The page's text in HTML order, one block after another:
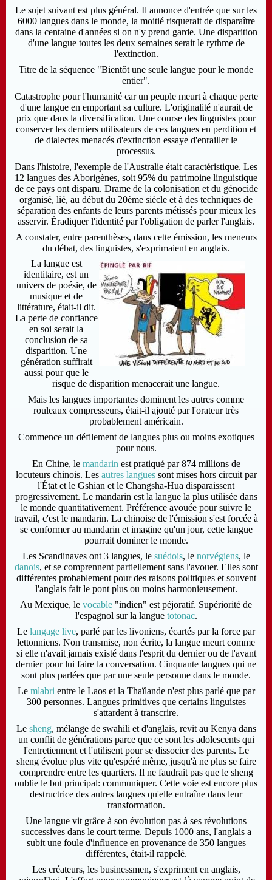
Le sujet suivant est plus général. Il annonce d'entrée que sur les
6000 langues dans le monde, la moitié risquerait de disparaître
dans la centaine d'années si on n'y prend garde. Une disparition
d'une langue toutes les deux semaines serait le rythme de
l'extinction.
Titre de la séquence "Bientôt une seule langue pour le monde
entier".
Catastrophe pour l'humanité car un peuple meurt à chaque perte
d'une langue en emportant sa culture. L'originalité n'aurait de
prix que dans la diversification. Une course des linguistes pour
conserver les derniers utilisateurs de ces langues en perdition et
de dialectes menacés d'extinction essaye d'enrailler le
processus.
Dans l'histoire, l'exemple de l'Australie était caractéristique. Les
12 langues des Aborigènes, soit 95% du patrimoine linguistique
de ce pays ont disparu. Drame de la colonisation et du génocide
organisé, lié, au début du 20ème siècle et à des techniques de
séparation des enfants de leurs parents métissés pour mieux les
asservir. Éradiquer l'identité par l'obligation de parler l'anglais.
A constater, entre parenthèses, dans cette émission, les meneurs
du débat, des linguistes, s'exprimaient en anglais.
La langue est
identitaire, est un
univers de poésie, de
musique et de
littérature, était-il dit.
La perte de confiance
en soi serait la
conclusion de sa
disparition. Une
génération suffirait
aussi pour que le
risque de disparition menacerait une langue.
Mais les langues importantes dominent les autres comme
rouleaux compresseurs, était-il ajouté par l'orateur très
probablement américain.
Commence un défilement de langues plus ou moins exotiques
pour nous.
En Chine, le mandarin est pratiqué par 874 millions de
locuteurs chinois. Les autres languessont mises hors circuit par
l'État et le Gshian et le Changsha-Hua disparaissent
progressivement. Le mandarin est la langue la plus utilisée dans
le monde quantitativement. Préférence avouée pour suivre le
travail, c'est le mandarin. La chinoise de l'émission s'est forcée à
se conformer au mandarin et imagine qu'un jour, cette langue
pourrait dominer le monde.
Les Scandinaves ont 3 langues, le suédois, le norvégiens, le
danois, et se comprennent partiellement sans l'avouer. Elles sont
différentes probablement pour des raisons politiques et souvent
l'anglais fait le pont plus ou moins harmonieusement.
Au Mexique, le vocable "indien" est péjoratif. Supériorité de
l'espagnol sur la langue totonac.
Le langage live, parlé par les livoniens, écartés par la force par
lettonniens. Non transmise, non écrite, la langue meurt comme
si elle n'avait jamais existé dans l'esprit du dernier ou de l'avant
dernier pour lui faire la conversation. Cinquante langues qui ne
sont plus parlées que par une seule personne dans le monde.
Le mlabri entre le Laos et la Thaïlande n'est plus parlé que par
300 personnes. Langues primitives que certains linguistes
s'attardent à transcrire.
Le sheng, mélange de swahili et d'anglais, revit au Kenya dans
un conflit de générations parce que ce sont les adolescents qui
l'entretiennent et l'utilisent pour se dissocier des parents. Le
sheng évolue plus vite qu'espéré même, jusqu'à ne plus se faire
comprendre entre les quartiers. Il ne faudrait pas que le sheng
oublie le but principal: communiquer. Cette voie est encore plus
destructrice des autres langues qu'elle entraîne dans leur
transformation.
Une langue vit grâce à son évolution pas à ses révolutions
successives dans le court terme. Depuis 1000 ans, l'anglais a
subit une foule d'influence en provenance de 350 langues
différentes, était-il rappelé.
Les créateurs, les businessmen, s'expriment en anglais,